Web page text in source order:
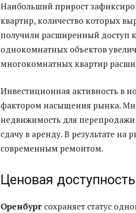
Наибольший прирост
квартир, количество которых
получили расширенный доступ
однокомнатных объектов
многокомнатных квартир
Инвестиционная активность в
фактором насыщения рынка.
недвижимость для
сдачу в аренду. В результате
современным ремонтом.
Ценовая
Оренбург сохраняет статус